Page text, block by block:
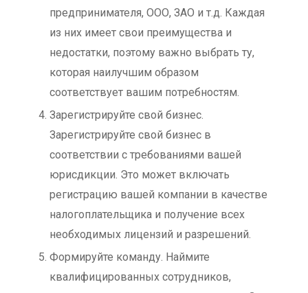
предпринимателя, ООО, ЗАО и т.д. Каждая
из них имеет свои преимущества и
недостатки, поэтому важно выбрать ту,
которая наилучшим образом
соответствует вашим потребностям.
Зарегистрируйте свой бизнес.
Зарегистрируйте свой бизнес в
соответствии с требованиями вашей
юрисдикции. Это может включать
регистрацию вашей компании в качестве
налогоплательщика и получение всех
необходимых лицензий и разрешений.
Формируйте команду. Наймите
квалифицированных сотрудников,